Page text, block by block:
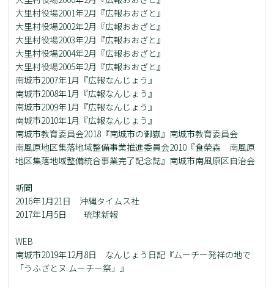
大里村役場2001年2月『広報おおざと』
大里村役場2002年2月『広報おおざと』
大里村役場2003年2月『広報おおざと』
大里村役場2004年2月『広報おおざと』
大里村役場2005年2月『広報おおざと』
南城市2007年1月『広報なんじょう』
南城市2008年1月『広報なんじょう』
南城市2009年1月『広報なんじょう』
南城市2010年1月『広報なんじょう』
南城市教育委員会2018『南城市の御嶽』南城市教育委員会
南風原地区集落地域整備事業推進委員会2010『食榮森 南風原
地区集落地域整備統合事業完了記念誌』南城市南風原区自治会
新聞
2016年1月21日 沖縄タイムス社
2017年1月5日 琉球新報
WEB
南城市2019年12月8日 なんじょう日記『ムーチー発祥の地で
「うふざとヌ ムーチー祭」』